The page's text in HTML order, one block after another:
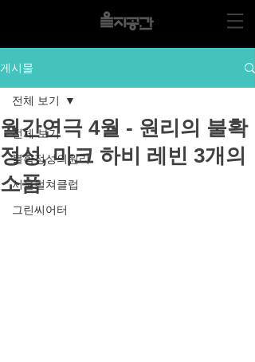
게시물
전체 보기
불확정성의원리
서울컬쳐클럽
그린씨어터
전체 보기
월간연극 4월 - 원리의 불확
정성, 마크 하비 레빈 3개의
소품